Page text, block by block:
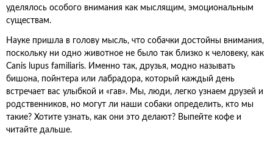
уделялось особого внимания как мыслящим, эмоциональным
существам.
Науке пришла в голову мысль, что собачки достойны внимания,
поскольку ни одно животное не было так близко к человеку, как
Canis lupus familiaris. Именно так, друзья, модно называть
бишона, пойнтера или лабрадора, который каждый день
встречает вас улыбкой и «гав». Мы, люди, легко узнаем друзей и
родственников, но могут ли наши собаки определить, кто мы
такие? Хотите узнать, как они это делают? Выпейте кофе и
читайте дальше.